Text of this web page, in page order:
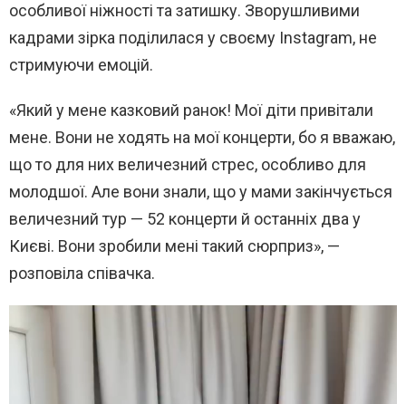
особливої ніжності та затишку. Зворушливими
кадрами зірка поділилася у своєму Instagram, не
стримуючи емоцій.
«Який у мене казковий ранок! Мої діти привітали
мене. Вони не ходять на мої концерти, бо я вважаю,
що то для них величезний стрес, особливо для
молодшої. Але вони знали, що у мами закінчується
величезний тур — 52 концерти й останніх два у
Києві. Вони зробили мені такий сюрприз», —
розповіла співачка.